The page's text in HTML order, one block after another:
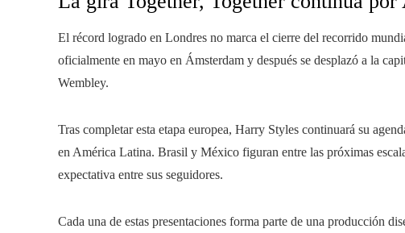
El récord logrado en Londres no marca el cierre del recorrido
oficialmente en mayo en Ámsterdam y después se desplazó a la
Wembley.
Tras completar esta etapa europea, Harry Styles continuará su
en América Latina. Brasil y México figuran entre las próximas
expectativa entre sus seguidores.
Cada una de estas presentaciones forma parte de una producción